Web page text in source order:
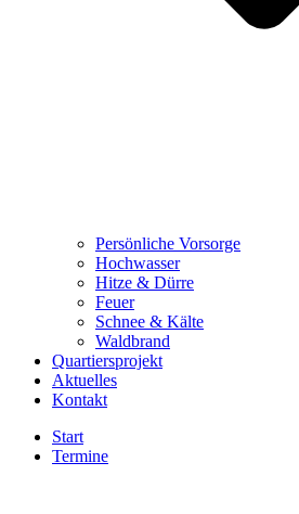
Persönliche Vorsorge
Hochwasser
Hitze & Dürre
Feuer
Schnee & Kälte
Waldbrand
Quartiersprojekt
Aktuelles
Kontakt
Start
Termine